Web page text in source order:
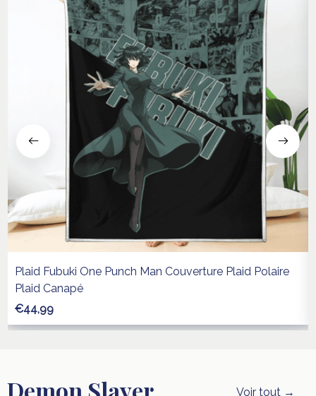
Plaid Fubuki One Punch Man Couverture Plaid Polaire
Plaid Canapé
€44,99
Voir tout →